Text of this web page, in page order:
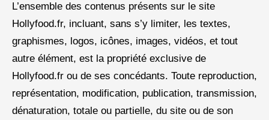
L’ensemble des contenus présents sur le site
Hollyfood.fr, incluant, sans s’y limiter, les textes,
graphismes, logos, icônes, images, vidéos, et tout
autre élément, est la propriété exclusive de
Hollyfood.fr ou de ses concédants. Toute reproduction,
représentation, modification, publication, transmission,
dénaturation, totale ou partielle, du site ou de son